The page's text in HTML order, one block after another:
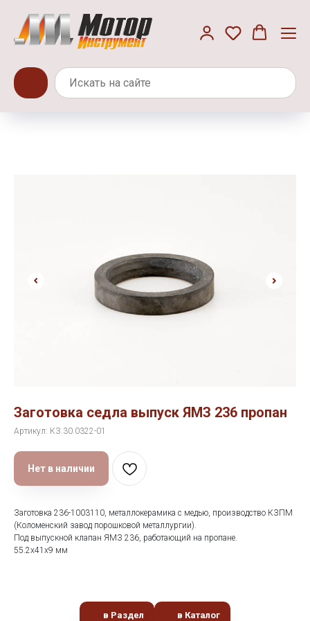
Заготовка седла выпуск ЯМЗ 236 пропан
Артикул: КЗ.30.0322-01
Нет в наличии
Заготовка 236-1003110, металлокерамика с медью, производство КЗПМ
(Коломенский завод порошковой металлургии).
Под выпускной клапан ЯМЗ 236, работающий на пропане.
55.2х41х9 мм
в Раздел в Каталог